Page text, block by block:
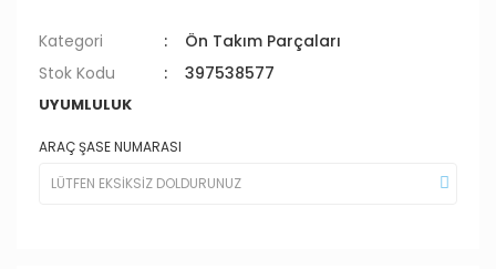
Kategori
Ön Takım Parçaları
Stok Kodu
397538577
UYUMLULUK
ARAÇ ŞASE NUMARASI